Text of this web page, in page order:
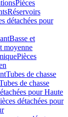
Pièces
Réservoirs
détachées pour
Basse et
moyenne
Pièces
Tubes de chasse
de chasse
pour Haute
détachées pour